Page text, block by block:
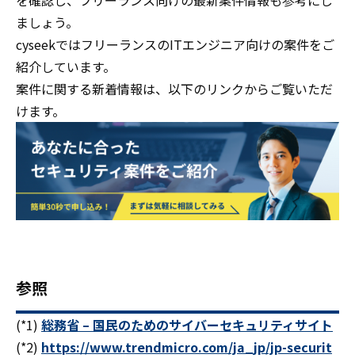
ましょう。
cyseekではフリーランスのITエンジニア向けの案件をご
紹介しています。
案件に関する新着情報は、以下のリンクからご覧いただ
けます。
参照
(*1) 総務省 – 国民のためのサイバーセキュリティサイト
(*2) https://www.trendmicro.com/ja_jp/jp-securit